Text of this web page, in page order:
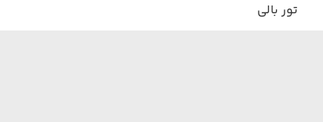
تور بالی